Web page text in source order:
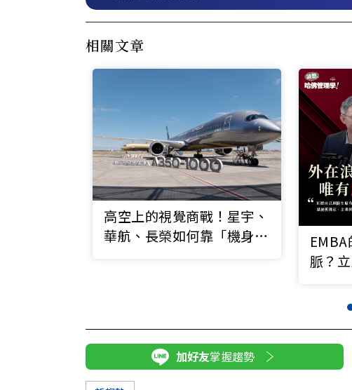
相關文章
高空上的視覺商戰！星宇、
華航、長榮如何靠「機身美
脈？
加好友掌握趨勢